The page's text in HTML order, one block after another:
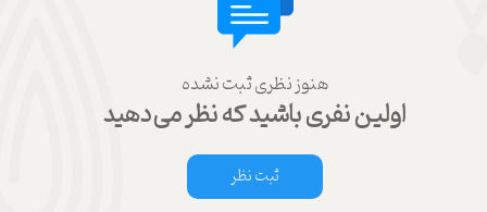
هنوز نظری ثبت نشده
اولین نفری باشید که نظر می‌دهید
ثبت نظر